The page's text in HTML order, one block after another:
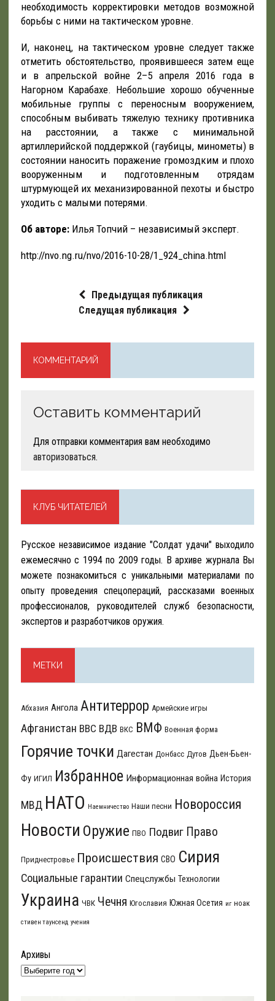
необходимость корректировки методов возможной
борьбы с ними на тактическом уровне.
И, наконец, на тактическом уровне следует также
отметить обстоятельство, проявившееся затем еще
и в апрельской войне 2–5 апреля 2016 года в
Нагорном Карабахе. Небольшие хорошо обученные
мобильные группы с переносным вооружением,
способным выбивать тяжелую технику противника
на расстоянии, а также с минимальной
артиллерийской поддержкой (гаубицы, минометы) в
состоянии наносить поражение громоздким и плохо
вооруженным и подготовленным отрядам
штурмующей их механизированной пехоты и быстро
уходить с малыми потерями.
Об авторе:Илья Топчий – независимый эксперт.
http://nvo.ng.ru/nvo/2016-10-28/1_924_china.html
Предыдущая публикация
Следущая публикация
КОММЕНТАРИЙ
Оставить комментарий
Для отправки комментария вам необходимо
авторизоваться.
КЛУБ ЧИТАТЕЛЕЙ
Русское независимое издание "Солдат удачи" выходило
ежемесячно с 1994 по 2009 годы. В архиве журнала Вы
можете познакомиться с уникальными материалами по
опыту проведения спецопераций, рассказами военных
профессионалов, руководителей служб безопасности,
экспертов и разработчиков оружия.
МЕТКИ
Абхазия Ангола Антитеррор Армейские игры
Афганистан ВВС ВДВ ВКС ВМФ Военная форма
Горячие точки Дагестан Донбасс Дутов Дьен-Бьен-
Фу ИГИЛ Избранное Информационная война История
МВД НАТО Наемничество Наши песни Новороссия
Новости Оружие ПВО Подвиг Право
Приднестровье Происшествия СВО Сирия
Социальные гарантии Спецслужбы Технологии
Украина ЧВК Чечня Югославия Южная Осетия иг ноак
стивен таунсенд учения
Архивы